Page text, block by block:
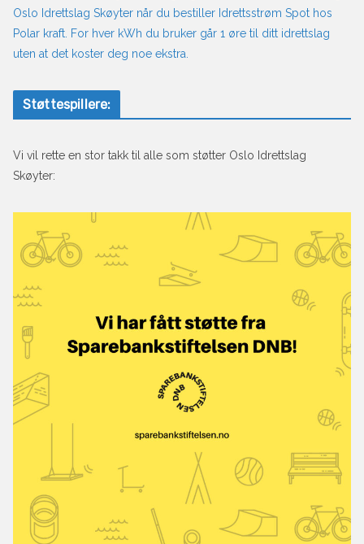
Oslo Idrettslag Skøyter når du bestiller Idrettsstrøm Spot hos
Polar kraft. For hver kWh du bruker går 1 øre til ditt idrettslag
uten at det koster deg noe ekstra.
Støttespillere:
Vi vil rette en stor takk til alle som støtter Oslo Idrettslag
Skøyter: